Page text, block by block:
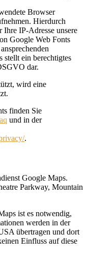
Browser
Hierdurch
Ihre IP-Adresse unsere
Google Web Fonts
stellt ein berechtigtes
dar.
wird eine
finden Sie
und in der
.
Google Maps.
Parkway, Mountain
ist es notwendig,
werden in der
übertragen und dort
Einfluss auf diese